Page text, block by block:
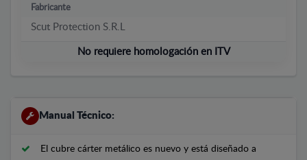
Fabricante
Scut Protection S.R.L
No requiere homologación en ITV
Manual Técnico:
El cubre cárter metálico es nuevo y está diseñado a